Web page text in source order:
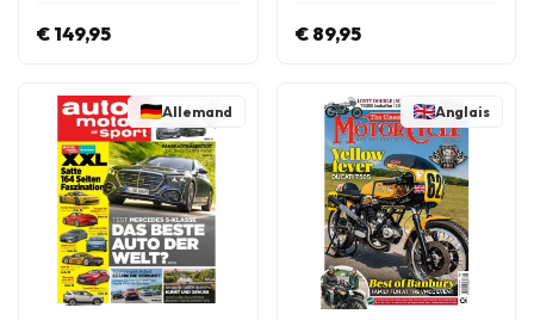
€ 149,95 € 89,95
Allemand Anglais